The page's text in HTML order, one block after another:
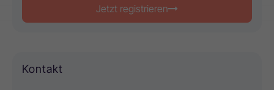
Jetzt registrieren
Kontakt